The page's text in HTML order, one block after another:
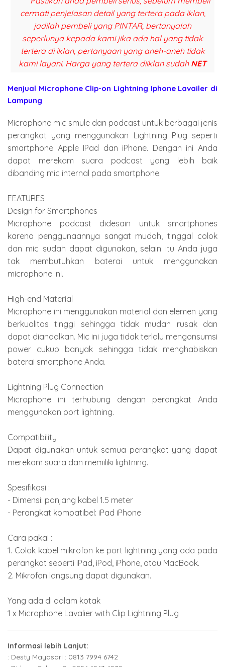
cermati penjelasan detail yang tertera pada iklan,
jadilah pembeli yang PINTAR, bertanyalah
seperlunya kepada kami jika ada hal yang tidak
tertera di iklan, pertanyaan yang aneh-aneh tidak
kami layani. Harga yang tertera diiklan sudah NET
Menjual Microphone Clip-on Lightning Iphone Lavailer di
Lampung
Microphone mic smule dan podcast untuk berbagai jenis
perangkat yang menggunakan Lightning Plug seperti
smartphone Apple IPad dan iPhone. Dengan ini Anda
dapat merekam suara podcast yang lebih baik
dibanding mic internal pada smartphone.
FEATURES
Design for Smartphones
Microphone podcast didesain untuk smartphones
karena penggunaannya sangat mudah, tinggal colok
dan mic sudah dapat digunakan, selain itu Anda juga
tak membutuhkan baterai untuk menggunakan
microphone ini.
High-end Material
Microphone ini menggunakan material dan elemen yang
berkualitas tinggi sehingga tidak mudah rusak dan
dapat diandalkan. Mic ini juga tidak terlalu mengonsumsi
power cukup banyak sehingga tidak menghabiskan
baterai smartphone Anda.
Lightning Plug Connection
Microphone ini terhubung dengan perangkat Anda
menggunakan port lightning.
Compatibility
Dapat digunakan untuk semua perangkat yang dapat
merekam suara dan memiliki lightning.
Spesifikasi :
- Dimensi: panjang kabel 1.5 meter
- Perangkat kompatibel: iPad iPhone
Cara pakai :
1. Colok kabel mikrofon ke port lightning yang ada pada
perangkat seperti iPad, iPod, iPhone, atau MacBook.
2. Mikrofon langsung dapat digunakan.
Yang ada di dalam kotak
1 x Microphone Lavalier with Clip Lightning Plug
Informasi lebih Lanjut:
: Desty Mayasari : 0813 7994 6742